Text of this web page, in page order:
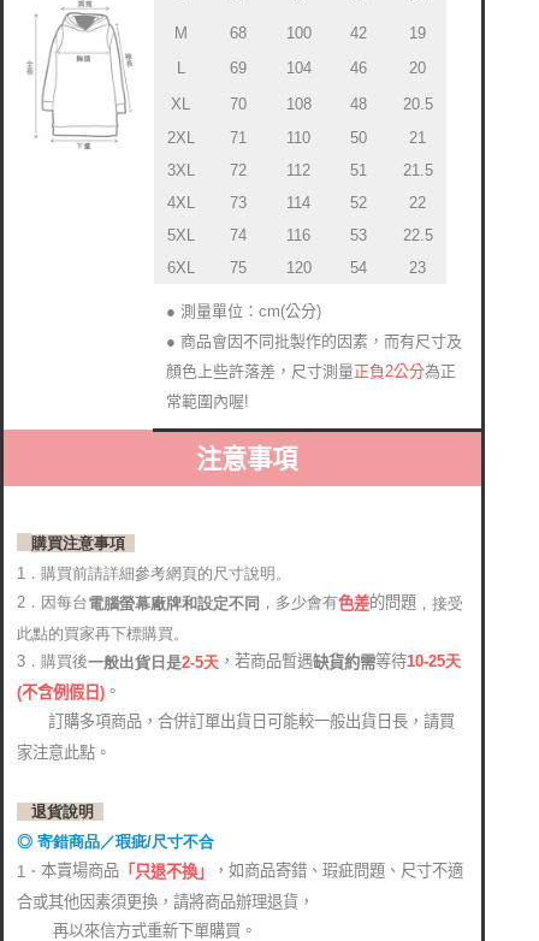
M 68 100 42
19
L
69 104 46
20
XL
70 108 48
20.5
2XL
71 110 50
21
3XL
72 112 51
21.5
4XL
73 114 52
22
5XL
74 116 53
22.5
6XL
75 120 54 23
● 測量單位：cm(公分)
● 商品會因不同批製作的因素，而有尺寸及
顏色上些許落差 ， 尺寸測量正負2公分為正
常範圍內喔!
注意事項
購買注意事項
1．購買前請詳細參考網頁的尺寸說明。
2．因每台電腦螢幕廠牌和設定不同 ，多少會有色差的問題 ，接受
此點的買家再下標購買。
3．購買後一般出貨日是2-5天 ，若商品暫遇缺貨約需等待10-25天
(不含例假日) 。
訂購多項商品，合併訂單出貨日可能較一般出貨日長，請買
家注意此點。
退貨說明
◎ 寄錯商品／瑕疵/尺寸不合
1． 本賣場商品 「只退不換」
，如商品寄錯、瑕疵問題、尺寸不適
合或其他因素須更換，請將商品辦理退貨，
再以來信方式重新下單購買。